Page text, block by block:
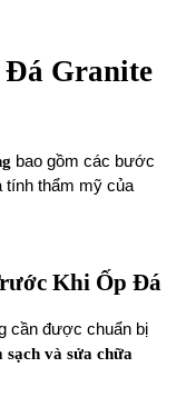
Granite
bao gồm các bước
tính thẩm mỹ của
Khi Ốp Đá
cần được chuẩn bị
sạch và sửa chữa